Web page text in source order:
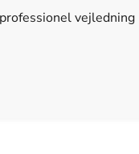
vejledning